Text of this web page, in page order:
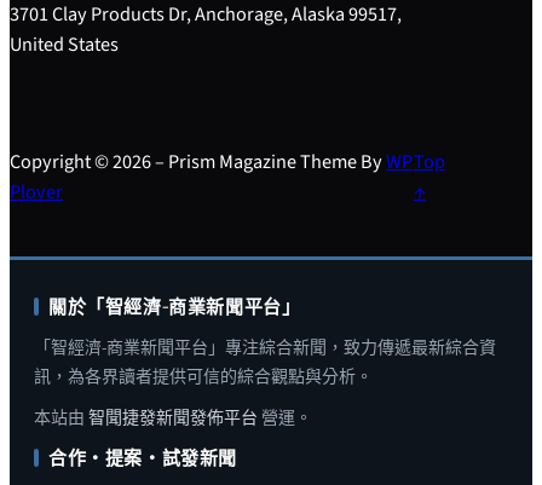
3701 Clay Products Dr, Anchorage, Alaska 99517,
United States
Copyright © 2026 – Prism Magazine Theme ByWP
Plover
Top
↑
關於「智經濟-商業新聞平台」
「智經濟-商業新聞平台」專注綜合新聞，致力傳遞最新綜合資
訊，為各界讀者提供可信的綜合觀點與分析。
本站由 智聞捷發新聞發佈平台 營運。
合作・提案・試發新聞